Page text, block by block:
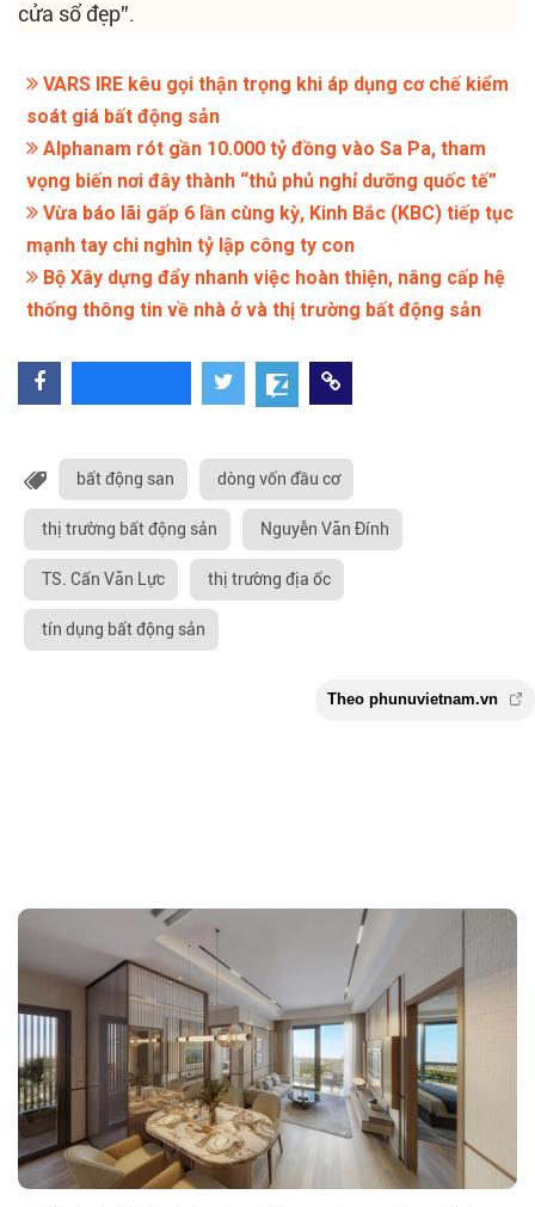
cửa sổ đẹp”.
VARS IRE kêu gọi thận trọng khi áp dụng cơ chế kiểm
soát giá bất động sản
Alphanam rót gần 10.000 tỷ đồng vào Sa Pa, tham
vọng biến nơi đây thành “thủ phủ nghỉ dưỡng quốc tế”
Vừa báo lãi gấp 6 lần cùng kỳ, Kinh Bắc (KBC) tiếp tục
mạnh tay chi nghìn tỷ lập công ty con
Bộ Xây dựng đẩy nhanh việc hoàn thiện, nâng cấp hệ
thống thông tin về nhà ở và thị trường bất động sản
bất động san dòng vốn đầu cơ
thị trường bất động sản Nguyễn Văn Đính
TS. Cấn Văn Lực thị trường địa ốc
tín dụng bất động sản